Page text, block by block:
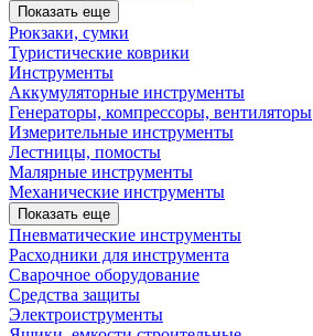
Показать еще
Рюкзаки, сумки
Туристические коврики
Инструменты
Аккумуляторные инструменты
Генераторы, компрессоры, вентиляторы
Измерительные инструменты
Лестницы, помосты
Малярные инструменты
Механические инструменты
Показать еще
Пневматические инструменты
Расходники для инструмента
Сварочное оборудование
Средства защиты
Электроиструменты